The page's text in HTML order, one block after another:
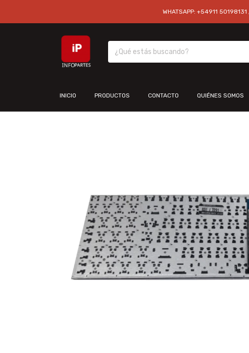
WHATSAPP: +54911
INICIO PRODUCTOS CONTACTO QUIÉNES SOMOS